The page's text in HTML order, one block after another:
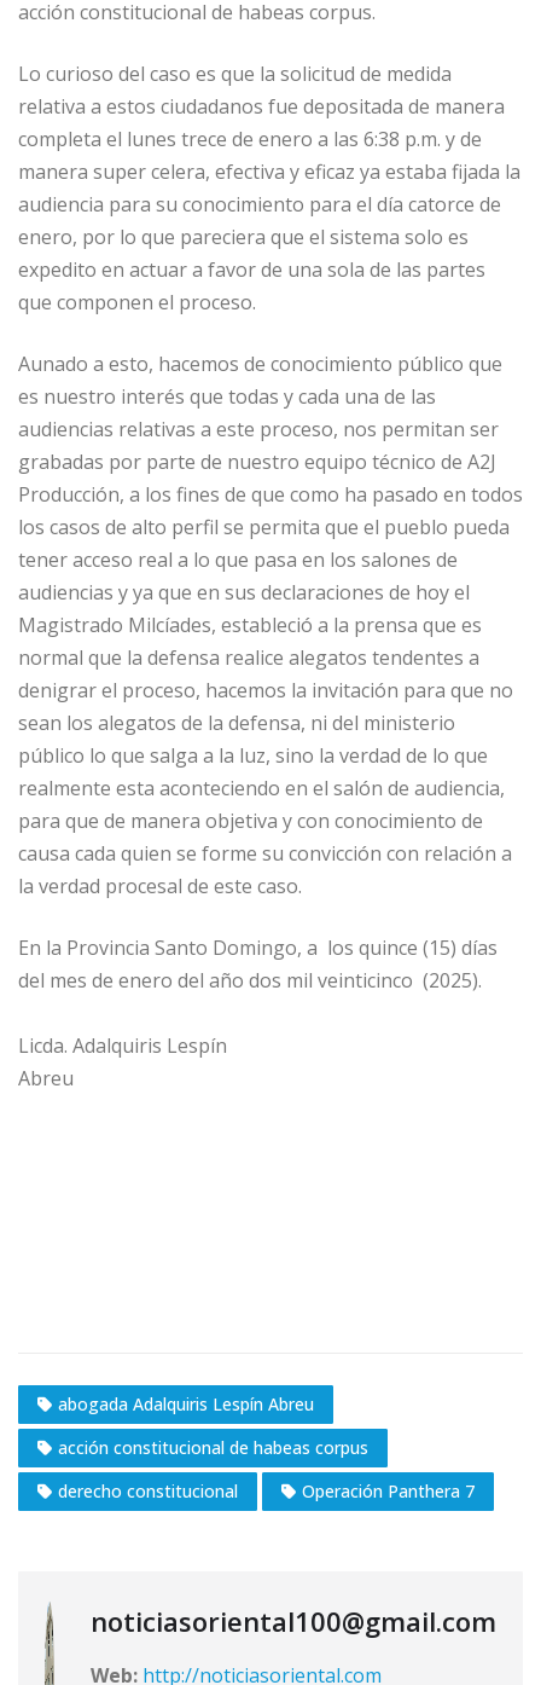
acción constitucional de habeas corpus.
Lo curioso del caso es que la solicitud de medida
relativa a estos ciudadanos fue depositada de manera
completa el lunes trece de enero a las 6:38 p.m. y de
manera super celera, efectiva y eficaz ya estaba fijada la
audiencia para su conocimiento para el día catorce de
enero, por lo que pareciera que el sistema solo es
expedito en actuar a favor de una sola de las partes
que componen el proceso.
Aunado a esto, hacemos de conocimiento público que
es nuestro interés que todas y cada una de las
audiencias relativas a este proceso, nos permitan ser
grabadas por parte de nuestro equipo técnico de A2J
Producción, a los fines de que como ha pasado en todos
los casos de alto perfil se permita que el pueblo pueda
tener acceso real a lo que pasa en los salones de
audiencias y ya que en sus declaraciones de hoy el
Magistrado Milcíades, estableció a la prensa que es
normal que la defensa realice alegatos tendentes a
denigrar el proceso, hacemos la invitación para que no
sean los alegatos de la defensa, ni del ministerio
público lo que salga a la luz, sino la verdad de lo que
realmente esta aconteciendo en el salón de audiencia,
para que de manera objetiva y con conocimiento de
causa cada quien se forme su convicción con relación a
la verdad procesal de este caso.
En la Provincia Santo Domingo, a los quince (15) días
del mes de enero del año dos mil veinticinco (2025).
Licda. Adalquiris Lespín
Abreu
abogada Adalquiris Lespín Abreu
acción constitucional de habeas corpus
derecho constitucional
Operación Panthera 7
noticiasoriental100@gmail.com
Web: http://noticiasoriental.com